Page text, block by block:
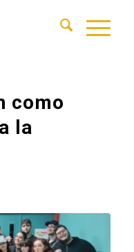
como
la